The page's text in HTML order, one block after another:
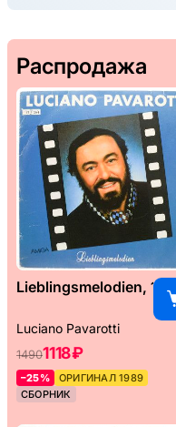
Распродажа
Lieblingsmelodien, 1989
Luciano Pavarotti
14901118 ₽
–25%
ОРИГИНАЛ 1989
СБОРНИК